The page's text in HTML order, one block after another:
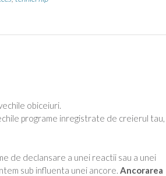
obiceiuri.
programe inregistrate de creierul tau,
de declansare a unei reactii sau a unei
sub influenta unei ancore. Ancorarea